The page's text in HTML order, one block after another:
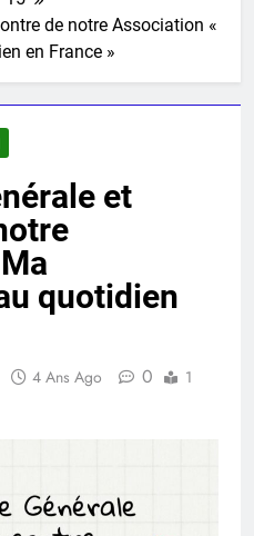
de notre Association «
en France »
et
quotidien
4 Ans Ago 0
1